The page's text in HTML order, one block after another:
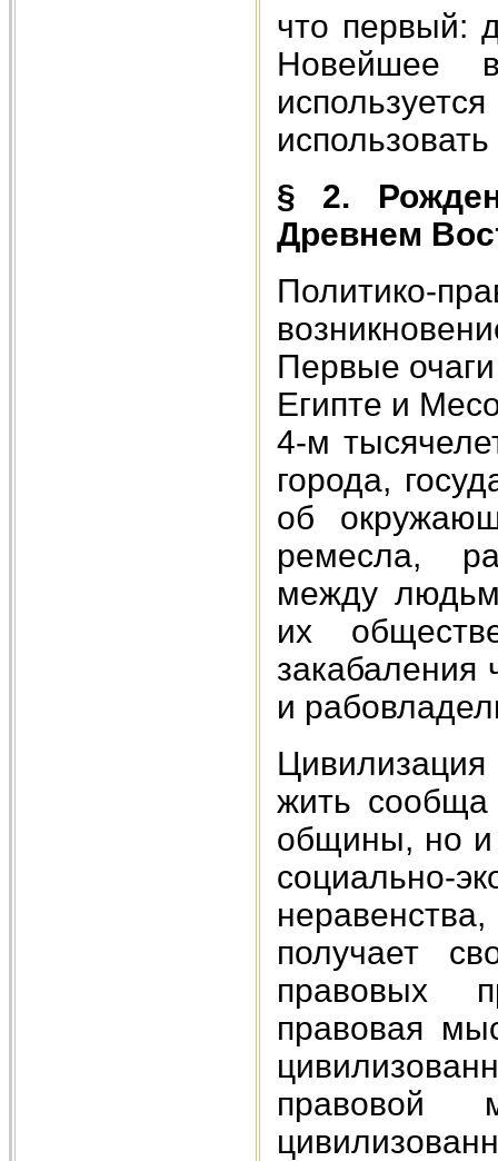
что первый:
Новейшее
§ 2.
Древнем
Политико-
Первые
Египте и
4-м
города,
об
ремесла,
между
их
закабаления
и
Цивилизация
жить
общины, но и
получает
правовых
правовая
правовой